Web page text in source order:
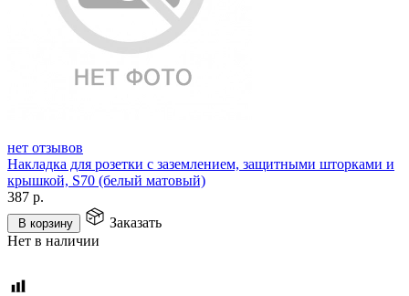
нет отзывов
Накладка для розетки с заземлением, защитными шторками и
крышкой, S70 (белый матовый)
387 р.
В корзину
Заказать
Нет в наличии